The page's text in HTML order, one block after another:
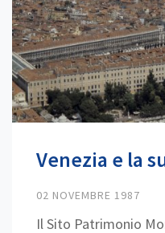
Venezia e la
02 NOVEMBRE 1987
Il Sito Patrimonio